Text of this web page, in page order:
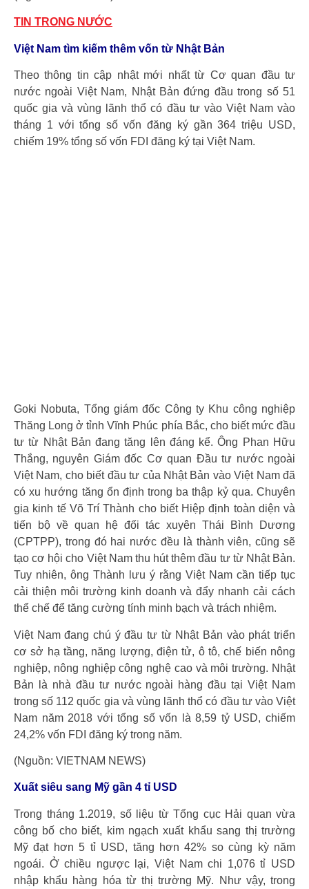
TIN TRONG NƯỚC
Việt Nam tìm kiếm thêm vốn từ Nhật Bản
Theo thông tin cập nhật mới nhất từ Cơ quan đầu tư
nước ngoài Việt Nam, Nhật Bản đứng đầu trong số 51
quốc gia và vùng lãnh thổ có đầu tư vào Việt Nam vào
tháng 1 với tổng số vốn đăng ký gần 364 triệu USD,
chiếm 19% tổng số vốn FDI đăng ký tại Việt Nam.
Goki Nobuta, Tổng giám đốc Công ty Khu công nghiệp
Thăng Long ở tỉnh Vĩnh Phúc phía Bắc, cho biết mức đầu
tư từ Nhật Bản đang tăng lên đáng kể. Ông Phan Hữu
Thắng, nguyên Giám đốc Cơ quan Đầu tư nước ngoài
Việt Nam, cho biết đầu tư của Nhật Bản vào Việt Nam đã
có xu hướng tăng ổn định trong ba thập kỷ qua. Chuyên
gia kinh tế Võ Trí Thành cho biết Hiệp định toàn diện và
tiến bộ về quan hệ đối tác xuyên Thái Bình Dương
(CPTPP), trong đó hai nước đều là thành viên, cũng sẽ
tạo cơ hội cho Việt Nam thu hút thêm đầu tư từ Nhật Bản.
Tuy nhiên, ông Thành lưu ý rằng Việt Nam cần tiếp tục
cải thiện môi trường kinh doanh và đẩy nhanh cải cách
thể chế để tăng cường tính minh bạch và trách nhiệm.
Việt Nam đang chú ý đầu tư từ Nhật Bản vào phát triển
cơ sở hạ tầng, năng lượng, điện tử, ô tô, chế biến nông
nghiệp, nông nghiệp công nghệ cao và môi trường. Nhật
Bản là nhà đầu tư nước ngoài hàng đầu tại Việt Nam
trong số 112 quốc gia và vùng lãnh thổ có đầu tư vào Việt
Nam năm 2018 với tổng số vốn là 8,59 tỷ USD, chiếm
24,2% vốn FDI đăng ký trong năm.
(Nguồn: VIETNAM NEWS)
Xuất siêu sang Mỹ gần 4 tỉ USD
Trong tháng 1.2019, số liệu từ Tổng cục Hải quan vừa
công bố cho biết, kim ngạch xuất khẩu sang thị trường
Mỹ đạt hơn 5 tỉ USD, tăng hơn 42% so cùng kỳ năm
ngoái. Ở chiều ngược lại, Việt Nam chi 1,076 tỉ USD
nhập khẩu hàng hóa từ thị trường Mỹ. Như vậy, trong